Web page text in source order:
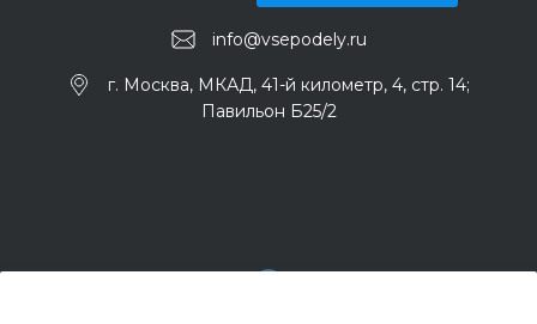
info@vsepodely.ru
г. Москва, МКАД, 41-й километр, 4, стр. 14;
Павильон Б25/2